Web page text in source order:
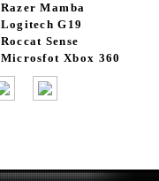
Razer Mamba
Logitech G19
Roccat Sense
Microsfot Xbox 360